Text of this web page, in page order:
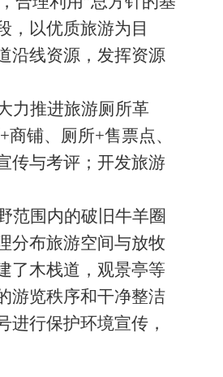
，以优质旅游为目
沿线资源，发挥资源
力推进旅游厕所革
铺、厕所+售票点、
传与考评；开发旅游
范围内的破旧牛羊圈
分布旅游空间与放牧
了木栈道，观景亭等
游览秩序和干净整洁
行保护环境宣传，